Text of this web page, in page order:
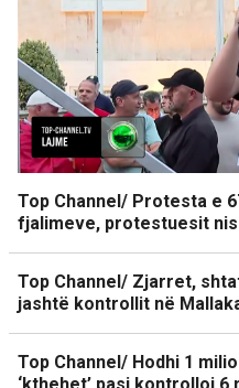
Top Channel/ Protesta e
fjalimeve, protestuesit
Top Channel/ Zjarret,
jashtë kontrollit në
Top Channel/ Hodhi 1